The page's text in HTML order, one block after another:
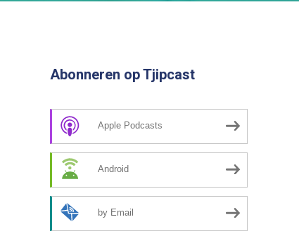
of
verlagen.
Abonneren op Tjipcast
Apple Podcasts
Android
by Email